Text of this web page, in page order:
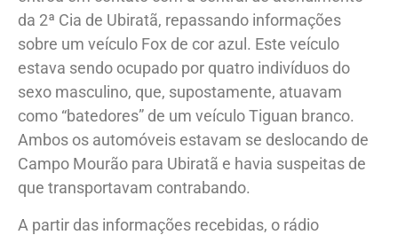
entrou em contato com a central de atendimento
da 2ª Cia de Ubiratã, repassando informações
sobre um veículo Fox de cor azul. Este veículo
estava sendo ocupado por quatro indivíduos do
sexo masculino, que, supostamente, atuavam
como “batedores” de um veículo Tiguan branco.
Ambos os automóveis estavam se deslocando de
Campo Mourão para Ubiratã e havia suspeitas de